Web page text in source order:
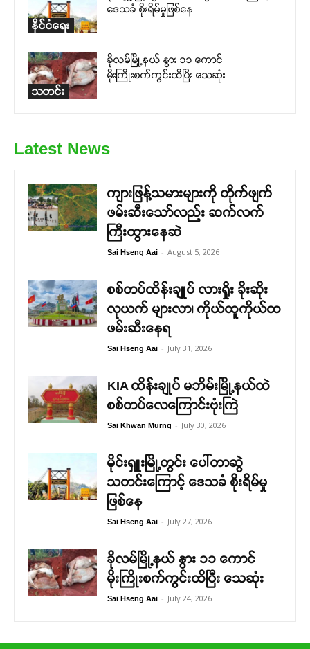
နိုင်ငံရေး
ဒေသခံ စိုးရိမ်မှုဖြစ်နေ
သတင်း
ခိုလမ်မြို့နယ် နွား ၁၁ ကောင်
မိုးကြိုးစက်ကွင်းထိပြီး သေဆုံး
Latest News
ကျားဖြန့်သမားများကို တိုက်ဖျက်
ဖမ်းဆီးသော်လည်း ဆက်လက်
ကြီးထွားနေဆဲ
Sai Hseng Aai - August 5, 2026
စစ်တပ်ထိန်းချုပ် လားရှိုး ခိုးဆိုး
လုယက် များလာ၊ ကိုယ်ထူကိုယ်ထ
ဖမ်းဆီးနေရ
Sai Hseng Aai - July 31, 2026
KIA ထိန်းချုပ် မဘိမ်းမြို့နယ်ထဲ
စစ်တပ်လေကြောင်းဗုံးကြဲ
Sai Khwan Murng - July 30, 2026
မိုင်းရှူးမြို့တွင်း ပေါ်တာဆွဲ
သတင်းကြောင့် ဒေသခံ စိုးရိမ်မှု
ဖြစ်နေ
Sai Hseng Aai - July 27, 2026
ခိုလမ်မြို့နယ် နွား ၁၁ ကောင်
မိုးကြိုးစက်ကွင်းထိပြီး သေဆုံး
Sai Hseng Aai - July 24, 2026